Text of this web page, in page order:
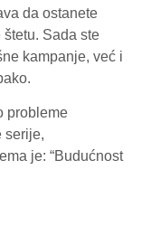
da ostanete
Sada ste
kampanje, već i
probleme
serije,
je: “Budućnost